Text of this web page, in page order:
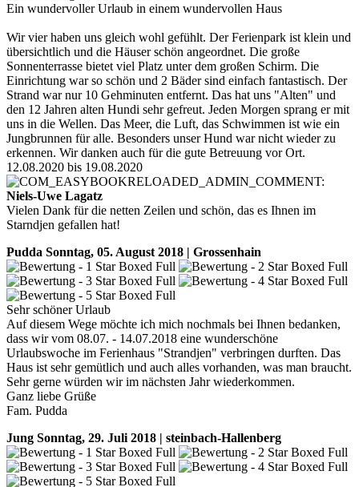
Ein wundervoller Urlaub in einem wundervollen Haus
Wir vier haben uns gleich wohl gefühlt. Der Ferienpark ist klein und
übersichtlich und die Häuser schön angeordnet. Die große
Sonnenterrasse bietet viel Platz unter dem großen Schirm. Die
Einrichtung war so schön und 2 Bäder sind einfach fantastisch. Der
Strand war nur 10 Gehminuten entfernt. Das hat uns "Alten" und
den 12 Jahren alten Hundi sehr gefreut. Jeden Morgen sprang er mit
uns in die Wellen. Das Meer, die Luft, das Schwimmen ist wie ein
Jungbrunnen für alle. Besonders unser Hund war nicht wieder zu
erkennen. Wir danken auch für die gute Betreuung vor Ort.
12.08.2020 bis 19.08.2020
Niels-Uwe Lagatz
Vielen Dank für die netten Zeilen und schön, das es Ihnen im
Starndjen gefallen hat!
Pudda Sonntag, 05. August 2018 | Grossenhain
Sehr schöner Urlaub
Auf diesem Wege möchte ich mich nochmals bei Ihnen bedanken,
dass wir vom 08.07. - 14.07.2018 eine wunderschöne
Urlaubswoche im Ferienhaus "Strandjen" verbringen durften. Das
Haus ist sehr gemütlich und auch alles vorhanden, was man braucht.
Sehr gerne würden wir im nächsten Jahr wiederkommen.
Ganz liebe Grüße
Fam. Pudda
Jung Sonntag, 29. Juli 2018 | steinbach-Hallenberg